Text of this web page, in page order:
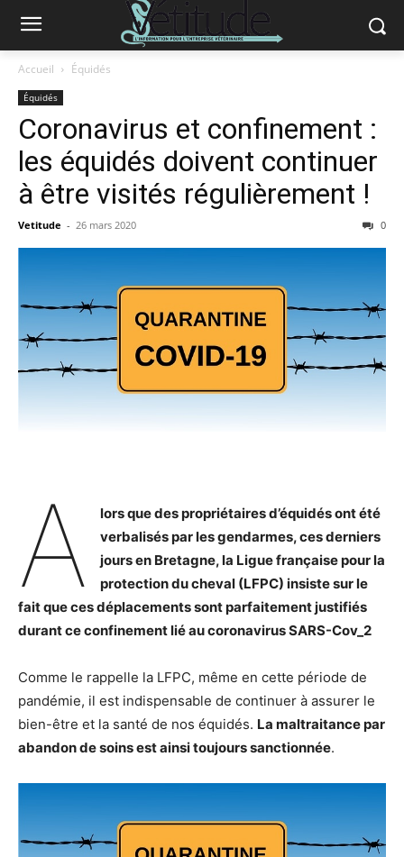
Accueil Équidés
Équidés
Coronavirus et confinement :
les équidés doivent continuer
à être visités régulièrement !
Vetitude - 26 mars 2020 0
A
lors que des propriétaires d’équidés ont été
verbalisés par les gendarmes, ces derniers
jours en Bretagne, la Ligue française pour la
protection du cheval (LFPC) insiste sur le
fait que ces déplacements sont parfaitement justifiés
durant ce confinement lié au coronavirus SARS-Cov_2
Comme le rappelle la LFPC, même en cette période de
pandémie, il est indispensable de continuer à assurer le
bien-être et la santé de nos équidés. La maltraitance par
abandon de soins est ainsi toujours sanctionnée.